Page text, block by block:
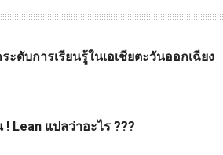
ดับการเรียนรู้ในเอเชียตะวันออกเฉียง
Lean แปลว่าอะไร ???